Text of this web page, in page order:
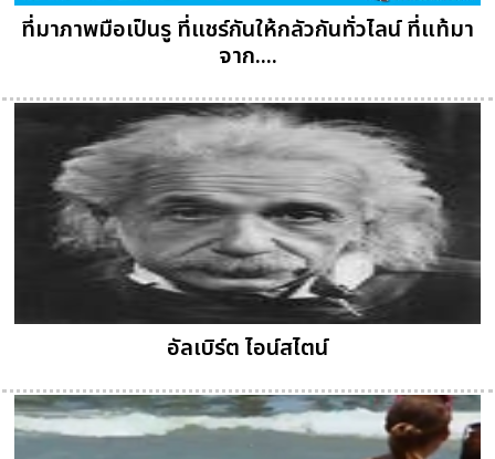
ที่มาภาพมือเป็นรู ที่แชร์กันให้กลัวกันทั่วไลน์ ที่แท้มา
จาก....
อัลเบิร์ต ไอน์สไตน์